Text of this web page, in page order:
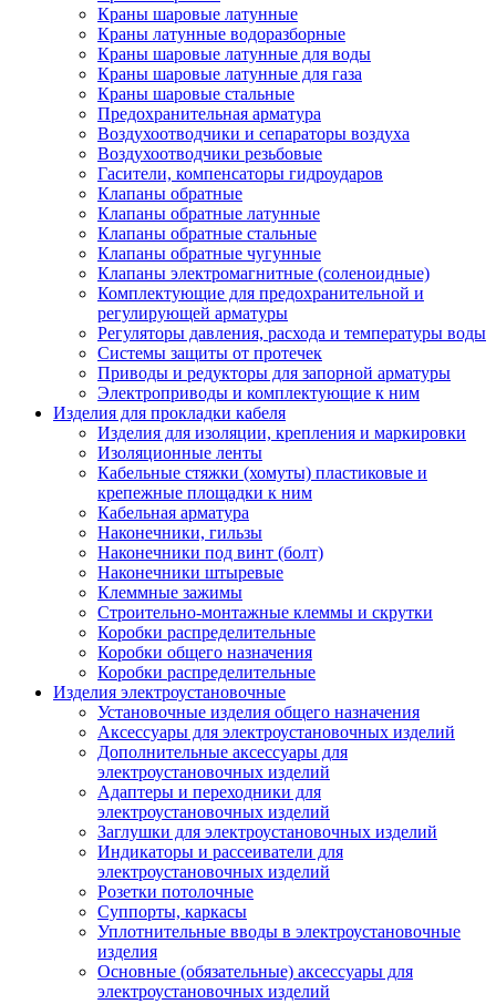
Краны шаровые латунные
Краны латунные водоразборные
Краны шаровые латунные для воды
Краны шаровые латунные для газа
Краны шаровые стальные
Предохранительная арматура
Воздухоотводчики и сепараторы воздуха
Воздухоотводчики резьбовые
Гасители, компенсаторы гидроударов
Клапаны обратные
Клапаны обратные латунные
Клапаны обратные стальные
Клапаны обратные чугунные
Клапаны электромагнитные (соленоидные)
Комплектующие для предохранительной и
регулирующей арматуры
Регуляторы давления, расхода и температуры воды
Системы защиты от протечек
Приводы и редукторы для запорной арматуры
Электроприводы и комплектующие к ним
Изделия для прокладки кабеля
Изделия для изоляции, крепления и маркировки
Изоляционные ленты
Кабельные стяжки (хомуты) пластиковые и
крепежные площадки к ним
Кабельная арматура
Наконечники, гильзы
Наконечники под винт (болт)
Наконечники штыревые
Клеммные зажимы
Строительно-монтажные клеммы и скрутки
Коробки распределительные
Коробки общего назначения
Коробки распределительные
Изделия электроустановочные
Установочные изделия общего назначения
Аксессуары для электроустановочных изделий
Дополнительные аксессуары для
электроустановочных изделий
Адаптеры и переходники для
электроустановочных изделий
Заглушки для электроустановочных изделий
Индикаторы и рассеиватели для
электроустановочных изделий
Розетки потолочные
Суппорты, каркасы
Уплотнительные вводы в электроустановочные
изделия
Основные (обязательные) аксессуары для
электроустановочных изделий